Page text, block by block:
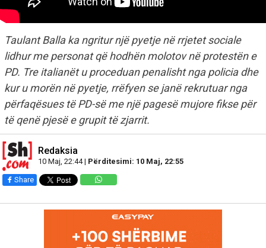
Taulant Balla ka ngritur një pyetje në rrjetet sociale
lidhur me personat që hodhën molotov në protestën e
PD. Tre italianët u proceduan penalisht nga policia dhe
kur u morën në pyetje, rrëfyen se janë rekrutuar nga
përfaqësues të PD-së me një pagesë mujore fikse për
të qenë pjesë e grupit të zjarrit.
Redaksia
10 Maj, 22:44 | Përditesimi: 10 Maj, 22:55
Share